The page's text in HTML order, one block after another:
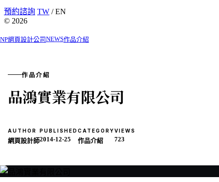
預約諮詢 TW / EN
© 2026
NP網頁設計公司NEWS作品介紹
作品介紹
品鴻實業有限公司
AUTHOR
網頁設計師
PUBLISHED
2014-12-25
CATEGORY
作品介紹
VIEWS
723